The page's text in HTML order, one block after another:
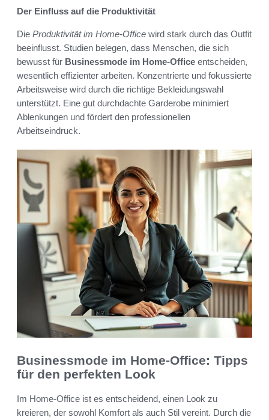
Der Einfluss auf die Produktivität
Die Produktivität im Home-Office wird stark durch das Outfit
beeinflusst. Studien belegen, dass Menschen, die sich
bewusst für Businessmode im Home-Office entscheiden,
wesentlich effizienter arbeiten. Konzentrierte und fokussierte
Arbeitsweise wird durch die richtige Bekleidungswahl
unterstützt. Eine gut durchdachte Garderobe minimiert
Ablenkungen und fördert den professionellen
Arbeitseindruck.
Businessmode im Home-Office: Tipps
für den perfekten Look
Im Home-Office ist es entscheidend, einen Look zu
kreieren, der sowohl Komfort als auch Stil vereint. Durch die